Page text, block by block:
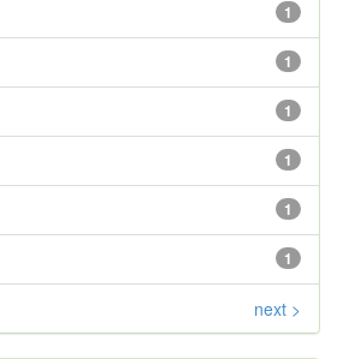
1
1
1
1
1
1
next >